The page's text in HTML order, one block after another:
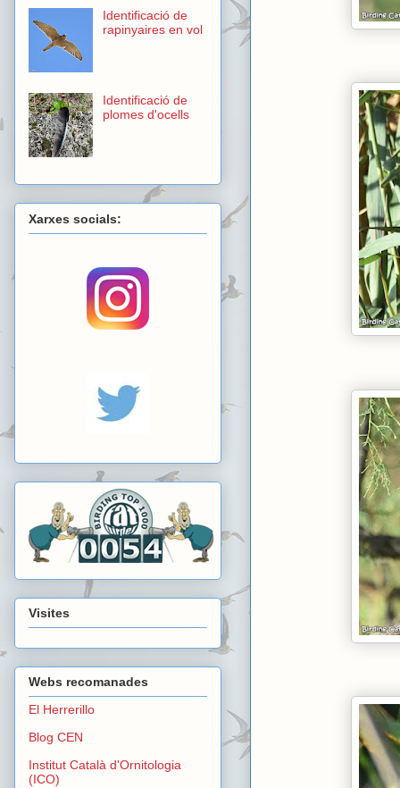
Identificació de
rapinyaires en vol
Identificació de
plomes d'ocells
Xarxes socials:
Visites
Webs recomanades
El Herrerillo
Blog CEN
Institut Català d'Ornitologia
(ICO)